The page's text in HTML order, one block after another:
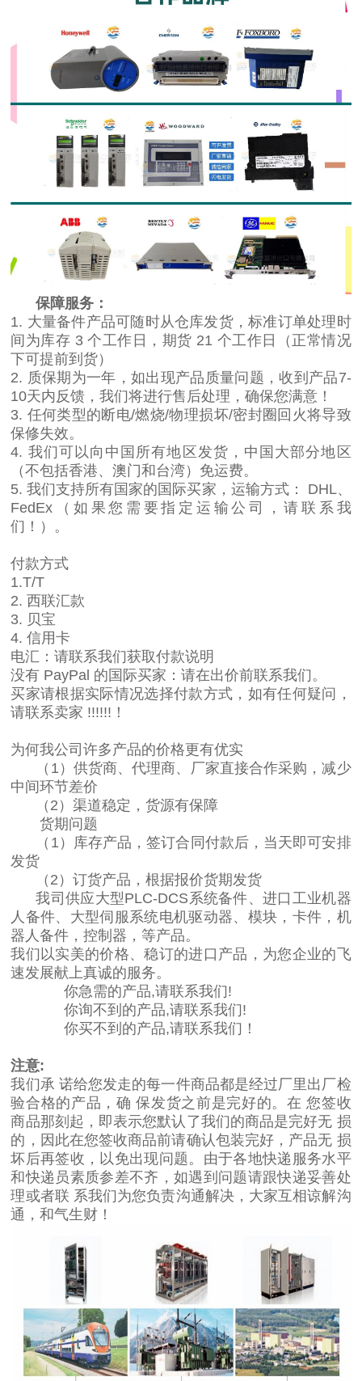
保障服务：
1. 大量备件产品可随时从仓库发货，标准订单处理时
间为库存 3 个工作日，期货 21 个工作日（正常情况
下可提前到货）
2. 质保期为一年，如出现产品质量问题，收到产品7-
10天内反馈，我们将进行售后处理，确保您满意！
3. 任何类型的断电/燃烧/物理损坏/密封圈回火将导致
保修失效。
4. 我们可以向中国所有地区发货，中国大部分地区
（不包括香港、澳门和台湾）免运费。
5. 我们支持所有国家的国际买家，运输方式： DHL、
FedEx（如果您需要指定运输公司，请联系我
们！）。
付款方式
1.T/T
2. 西联汇款
3. 贝宝
4. 信用卡
电汇：请联系我们获取付款说明
没有 PayPal 的国际买家：请在出价前联系我们。
买家请根据实际情况选择付款方式，如有任何疑问，
请联系卖家 !!!!!!！
为何我公司许多产品的价格更有优实
（1）供货商、代理商、厂家直接合作采购，减少
中间环节差价
（2）渠道稳定，货源有保障
货期问题
（1）库存产品，签订合同付款后，当天即可安排
发货
（2）订货产品，根据报价货期发货
我司供应大型PLC-DCS系统备件、进口工业机器
人备件、大型伺服系统电机驱动器、模块，卡件，机
器人备件，控制器，等产品。
我们以实美的价格、稳订的进口产品，为您企业的飞
速发展献上真诚的服务。
你急需的产品,请联系我们!
你询不到的产品,请联系我们!
你买不到的产品,请联系我们！
注意:
我们承 诺给您发走的每一件商品都是经过厂里出厂检
验合格的产品，确 保发货之前是完好的。在 您签收
商品那刻起，即表示您默认了我们的商品是完好无 损
的，因此在您签收商品前请确认包装完好，产品无 损
坏后再签收，以免出现问题。由于各地快递服务水平
和快递员素质参差不齐，如遇到问题请跟快递妥善处
理或者联 系我们为您负责沟通解决，大家互相谅解沟
通，和气生财！